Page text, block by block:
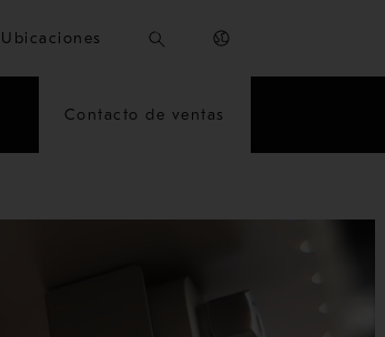
Ubicaciones
Contacto de ventas